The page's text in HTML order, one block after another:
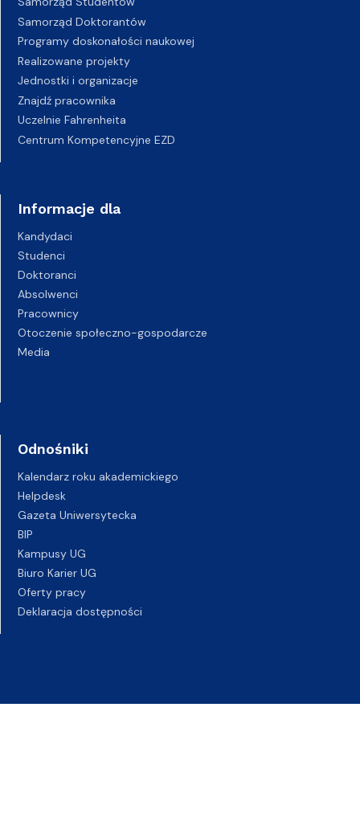
Samorząd Doktorantów
Programy doskonałości naukowej
Realizowane projekty
Jednostki i organizacje
Znajdź pracownika
Uczelnie Fahrenheita
Centrum Kompetencyjne EZD
Informacje dla
Kandydaci
Studenci
Doktoranci
Absolwenci
Pracownicy
Otoczenie społeczno-gospodarcze
Media
Odnośniki
Kalendarz roku akademickiego
Helpdesk
Gazeta Uniwersytecka
BIP
Kampusy UG
Biuro Karier UG
Oferty pracy
Deklaracja dostępności